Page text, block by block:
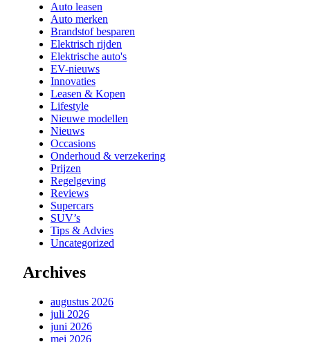
Auto leasen
Auto merken
Brandstof besparen
Elektrisch rijden
Elektrische auto's
EV-nieuws
Innovaties
Leasen & Kopen
Lifestyle
Nieuwe modellen
Nieuws
Occasions
Onderhoud & verzekering
Prijzen
Regelgeving
Reviews
Supercars
SUV’s
Tips & Advies
Uncategorized
Archives
augustus 2026
juli 2026
juni 2026
mei 2026